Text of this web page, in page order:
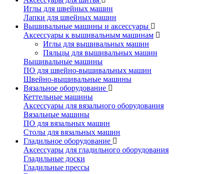
Иглы для швейных машин
Лапки для швейных машин
Вышивальные машины и аксессуары
Аксессуары к вышивальным машинам
Иглы для вышивальных машин
Пяльцы для вышивальных машин
Вышивальные машины
ПО для швейно-вышивальных машин
Швейно-вышивальные машины
Вязальное оборудование
Кеттельные машины
Аксессуары для вязального оборудования
Вязальные машины
ПО для вязальных машин
Столы для вязальных машин
Гладильное оборудование
Аксессуары для гладильного оборудования
Гладильные доски
Гладильные прессы